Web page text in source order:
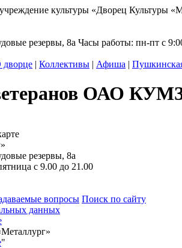
культуры «Дворец Культуры
резервы, 8а Часы работы: пн-пт с
дворце | Коллективы | Афиша |
ОАО
резервы, 8а
с 9.00 до 21.00
вопросы Поиск по сайту
данных
"